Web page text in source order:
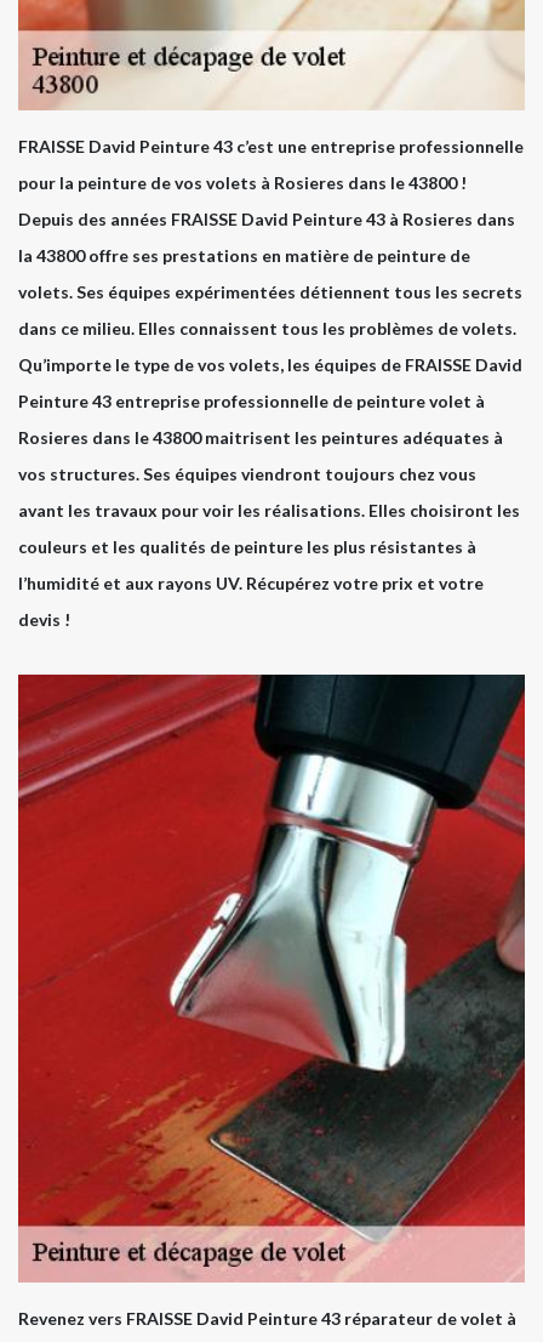
FRAISSE David Peinture 43 c’est une entreprise professionnelle
pour la peinture de vos volets à Rosieres dans le 43800 !
Depuis des années FRAISSE David Peinture 43 à Rosieres dans
la 43800 offre ses prestations en matière de peinture de
volets. Ses équipes expérimentées détiennent tous les secrets
dans ce milieu. Elles connaissent tous les problèmes de volets.
Qu’importe le type de vos volets, les équipes de FRAISSE David
Peinture 43 entreprise professionnelle de peinture volet à
Rosieres dans le 43800 maitrisent les peintures adéquates à
vos structures. Ses équipes viendront toujours chez vous
avant les travaux pour voir les réalisations. Elles choisiront les
couleurs et les qualités de peinture les plus résistantes à
l’humidité et aux rayons UV. Récupérez votre prix et votre
devis !
Revenez vers FRAISSE David Peinture 43 réparateur de volet à